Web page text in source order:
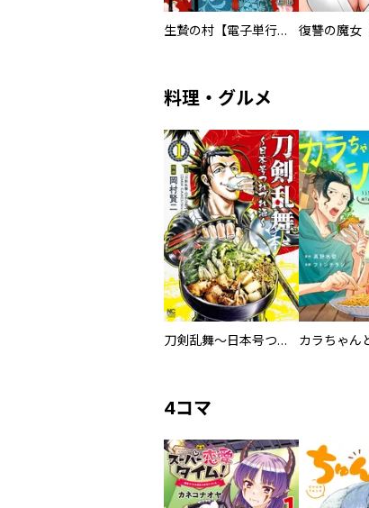
生贄の村【電子単行本版】
料理・グルメ
刀剣乱舞～日本号つれづれ酒～
4コマ